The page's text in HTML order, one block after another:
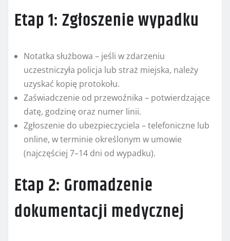
Etap 1: Zgłoszenie wypadku
Notatka służbowa – jeśli w zdarzeniu
uczestniczyła policja lub straż miejska, należy
uzyskać kopię protokołu.
Zaświadczenie od przewoźnika – potwierdzające
datę, godzinę oraz numer linii.
Zgłoszenie do ubezpieczyciela – telefoniczne lub
online, w terminie określonym w umowie
(najczęściej 7–14 dni od wypadku).
Etap 2: Gromadzenie
dokumentacji medycznej